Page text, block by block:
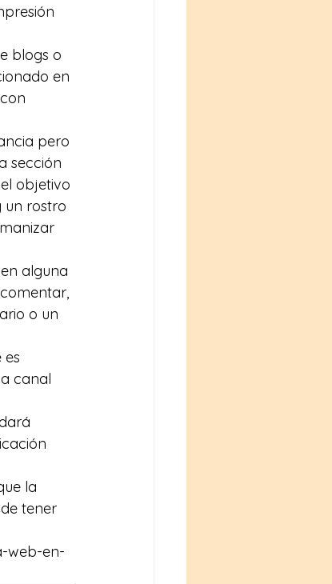
blogs o
en
pero
sección
objetivo
un rostro
alguna
o un
es
canal
la
tener
web-en-